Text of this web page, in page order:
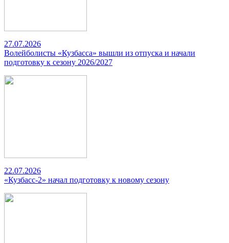
27.07.2026
Волейболисты «Кузбасса» вышли из отпуска и начали
подготовку к сезону 2026/2027
22.07.2026
«Кузбасс-2» начал подготовку к новому сезону